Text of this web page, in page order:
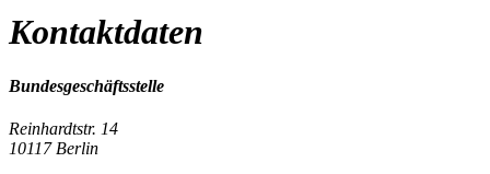
Kontaktdaten
Bundesgeschäftsstelle
Reinhardtstr. 14
10117 Berlin